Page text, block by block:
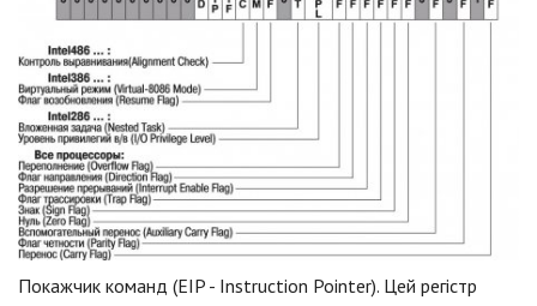
Покажчик команд (EIP - Instruction Pointer). Цей регістр